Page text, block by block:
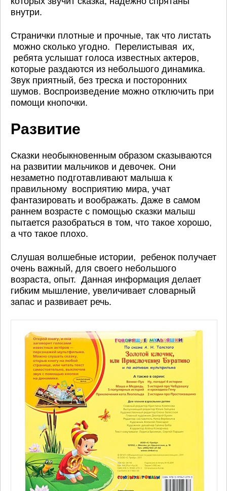
внутри.
Странички плотные и прочные, так что листать
можно сколько угодно. Перелистывая их,
ребята услышат голоса известных актеров,
которые раздаются из небольшого динамика.
Звук приятный, без треска и посторонних
шумов. Воспроизведение можно отключить при
помощи кнопочки.
Развитие
Сказки необыкновенным образом сказываются
на развитии мальчиков и девочек. Они
незаметно подготавливают малыша к
правильному восприятию мира, учат
фантазировать и воображать. Даже в самом
раннем возрасте с помощью сказки малыш
пытается разобраться в том, что такое хорошо,
а что такое плохо.
Слушая волшебные истории, ребенок получает
очень важный, для своего небольшого
возраста, опыт. Данная информация делает
гибким мышление, увеличивает словарный
запас и развивает речь.